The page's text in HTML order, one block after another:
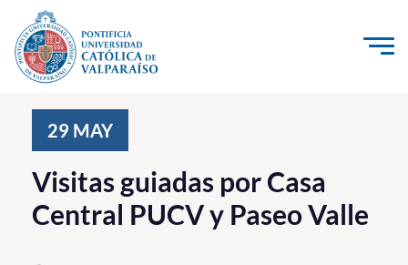
Click acá para ir directamente al contenido
Investigación, Creación e Innovación
PUCV Internacional
Vinculación con el Medio
29 MAY
Visitas guiadas por Casa
Central PUCV y Paseo Valle